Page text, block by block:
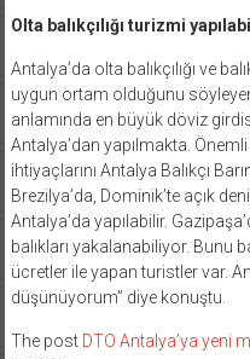
Olta balıkçılığı turizmi
Antalya’da olta balıkçılığı ve
uygun ortam olduğunu söyleyen
anlamında en büyük döviz
Antalya’dan yapılmakta.
ihtiyaçlarını Antalya Balıkçı
Brezilya’da, Dominik’te açık
Antalya’da yapılabilir.
balıkları yakalanabiliyor. Bunu
ücretler ile yapan turistler var.
düşünüyorum” diye konuştu.
The post DTO Antalya’ya yeni